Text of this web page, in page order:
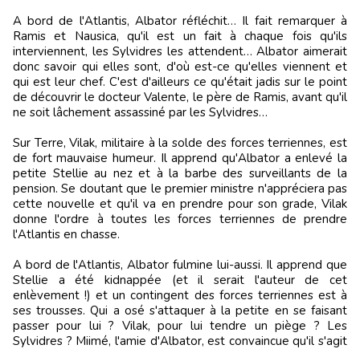
A bord de l'Atlantis, Albator réfléchit… Il fait remarquer à
Ramis et Nausica, qu'il est un fait à chaque fois qu'ils
interviennent, les Sylvidres les attendent… Albator aimerait
donc savoir qui elles sont, d'où est-ce qu'elles viennent et
qui est leur chef. C'est d'ailleurs ce qu'était jadis sur le point
de découvrir le docteur Valente, le père de Ramis, avant qu'il
ne soit lâchement assassiné par les Sylvidres…
Sur Terre, Vilak, militaire à la solde des forces terriennes, est
de fort mauvaise humeur. Il apprend qu'Albator a enlevé la
petite Stellie au nez et à la barbe des surveillants de la
pension. Se doutant que le premier ministre n'appréciera pas
cette nouvelle et qu'il va en prendre pour son grade, Vilak
donne l'ordre à toutes les forces terriennes de prendre
l'Atlantis en chasse.
A bord de l'Atlantis, Albator fulmine lui-aussi. Il apprend que
Stellie a été kidnappée (et il serait l'auteur de cet
enlèvement !) et un contingent des forces terriennes est à
ses trousses. Qui a osé s'attaquer à la petite en se faisant
passer pour lui ? Vilak, pour lui tendre un piège ? Les
Sylvidres ? Miimé, l'amie d'Albator, est convaincue qu'il s'agit